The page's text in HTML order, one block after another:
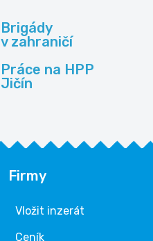
Brigády
v zahraničí
Práce na HPP
Jičín
Firmy
Vložit inzerát
Ceník